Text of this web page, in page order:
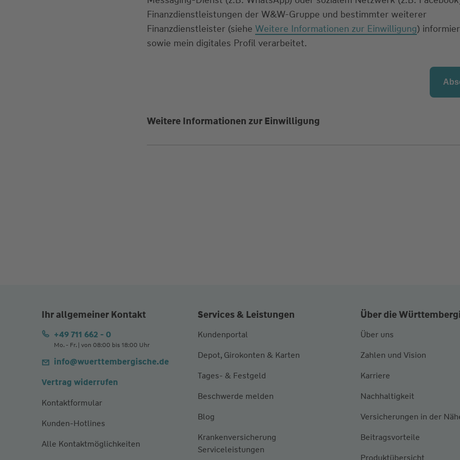
Finanzdienstleistungen der W&W-Gruppe und bestimmter weiterer
Finanzdienstleister (siehe Weitere Informationen zur Einwilligung)
sowie mein digitales Profil verarbeitet.
Weitere Informationen zur Einwilligung
Ihr allgemeiner Kontakt
+49 711 662 - 0
Mo. - Fr. | von 08:00 bis 18:00 Uhr
info@wuerttembergische.de
Vertrag widerrufen
Kontaktformular
Kunden-Hotlines
Alle Kontaktmöglichkeiten
Services & Leistungen
Kundenportal
Depot, Girokonten & Karten
Tages- & Festgeld
Beschwerde melden
Blog
Krankenversicherung
Serviceleistungen
Über die
Über uns
Zahlen und Vision
Karriere
Nachhaltigkeit
Versicherungen in der
Beitragsvorteile